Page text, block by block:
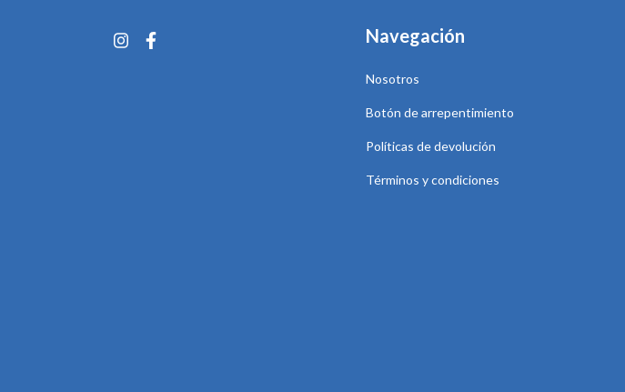
Navegación
Nosotros
Botón de arrepentimiento
Políticas de devolución
Términos y condiciones